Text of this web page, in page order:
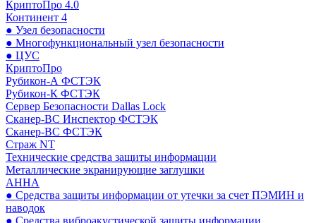
КриптоПро 4.0
Континент 4
● Узел безопасности
● Многофункциональный узел безопасности
● ЦУС
КриптоПро
Рубикон-А ФСТЭК
Рубикон-К ФСТЭК
Сервер Безопасности Dallas Lock
Сканер-ВС Инспектор ФСТЭК
Сканер-ВС ФСТЭК
Страж NT
Технические средства защиты информации
Металлические экранирующие заглушки
АННА
● Средства защиты информации от утечки за счет ПЭМИН и
наводок
● Средства виброакустической защиты информации